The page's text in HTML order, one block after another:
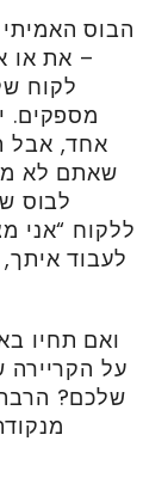
הבוס
– את או
לקוח
מספקים.
אחד, אבל
שאתם לא
לבוס
ללקוח “אני
לעבוד
ואם תחיו
על הקריירה
שלכם?